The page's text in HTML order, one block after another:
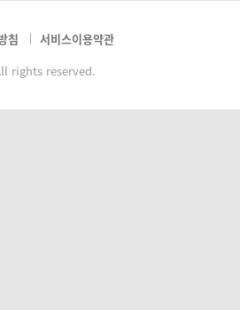
침
서비스이용약관
rights reserved.